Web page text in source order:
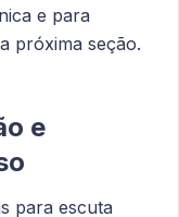
e para
próxima seção.
e
para escuta